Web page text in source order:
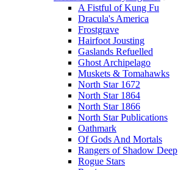
A Fistful of Kung Fu
Dracula's America
Frostgrave
Hairfoot Jousting
Gaslands Refuelled
Ghost Archipelago
Muskets & Tomahawks
North Star 1672
North Star 1864
North Star 1866
North Star Publications
Oathmark
Of Gods And Mortals
Rangers of Shadow Deep
Rogue Stars